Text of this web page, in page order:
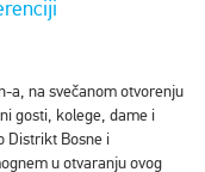
a, na svečanom otvorenju
gosti, kolege, dame i
Distrikt Bosne i
u otvaranju ovog